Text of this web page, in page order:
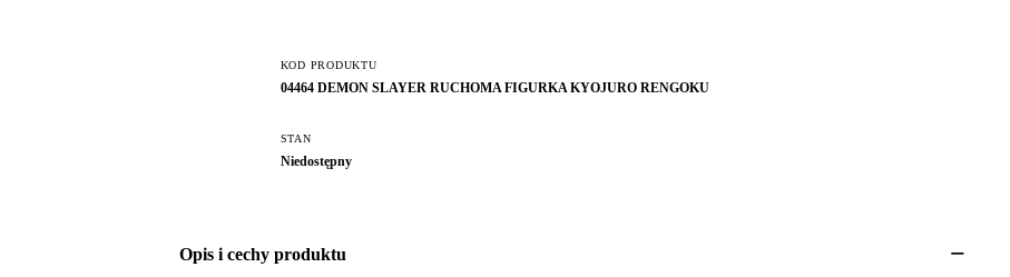
KOD PRODUKTU
04464 DEMON SLAYER RUCHOMA FIGURKA KYOJURO RENGOKU
STAN
Niedostępny
Opis i cechy produktu